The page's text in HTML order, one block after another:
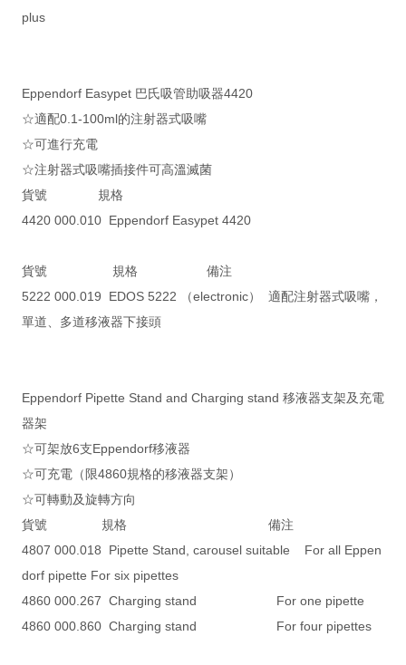
plus
Eppendorf Easypet 巴氏吸管助吸器4420
☆適配0.1-100ml的注射器式吸嘴
☆可進行充電
☆注射器式吸嘴插接件可高溫滅菌
貨號 規格
4420 000.010 Eppendorf Easypet 4420
貨號 規格 備注
5222 000.019 EDOS 5222 （electronic） 適配注射器式吸嘴，
單道、多道移液器下接頭
Eppendorf Pipette Stand and Charging stand 移液器支架及充電
器架
☆可架放6支Eppendorf移液器
☆可充電（限4860規格的移液器支架）
☆可轉動及旋轉方向
貨號 規格 備注
4807 000.018 Pipette Stand, carousel suitable For all Eppen
dorf pipette For six pipettes
4860 000.267 Charging stand For one pipette
4860 000.860 Charging stand For four pipettes